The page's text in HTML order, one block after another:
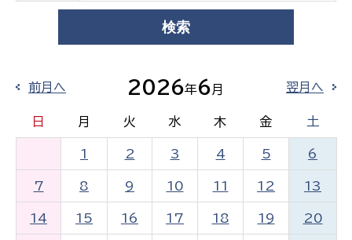
前月へ 2026年6月 翌月へ
日 月 火 水 木 金 土
1 2 3 4 5 6
7 8 9 10 11 12 13
14 15 16 17 18 19 20